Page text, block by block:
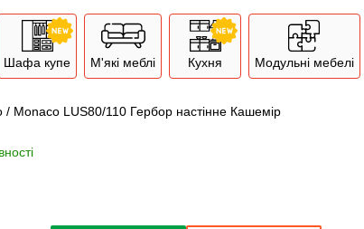
Шафа купе М'які меблі Кухня Модульні мебелі
/ Monaco LUS80/110 Гербор настінне Кашемір